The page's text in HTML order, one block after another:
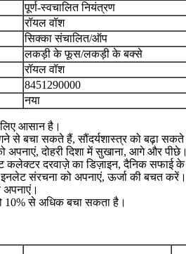
पूर्ण-स्वचालित नियंत्रण
रॉयल वॉश
सिक्का संचालित/ऑप
लकड़ी के फूस/लकड़ी के बक्से
रॉयल वॉश
8451290000
नया
आसान है।
से बचा सकते हैं, सौंदर्यशास्त्र को बढ़ा
दोहरी दिशा में सुखाना, आगे और पीछे।
दरवाज़े का डिज़ाइन, दैनिक सफाई के
इनलेट संरचना को अपनाएं, ऊर्जा की बचत करें।
अपनाएं।
10% से अधिक बचा सकता है।